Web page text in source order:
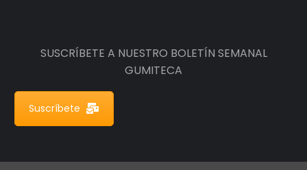
SUSCRÍBETE A NUESTRO BOLETÍN SEMANAL
GUMITECA
Suscríbete